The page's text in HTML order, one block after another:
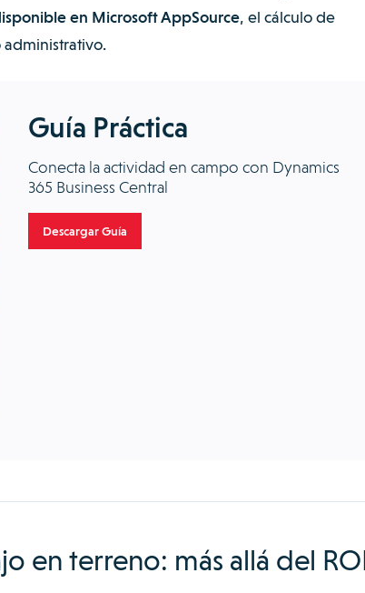
en Microsoft AppSource, el cálculo de
administrativo.
Guía Práctica
Conecta la actividad en campo con Dynamics
365 Business Central
Descargar Guía
en terreno: más allá del